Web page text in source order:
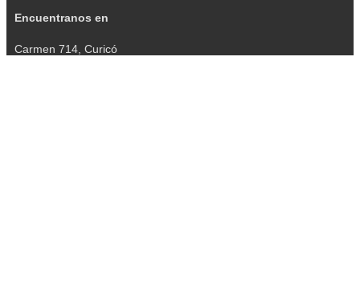
Encuentranos en
Carmen 714, Curicó